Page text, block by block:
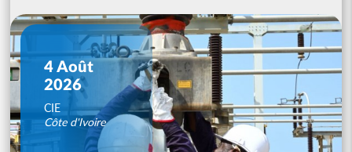
4 Août
2026
CIE
Côte d'Ivoire